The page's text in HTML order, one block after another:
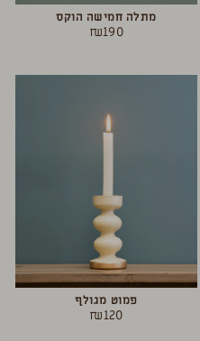
מתלה חמישה הוקס
₪190
פמוט מגולף
₪120